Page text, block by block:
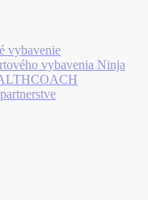
vybavenie
vybavenia Ninja